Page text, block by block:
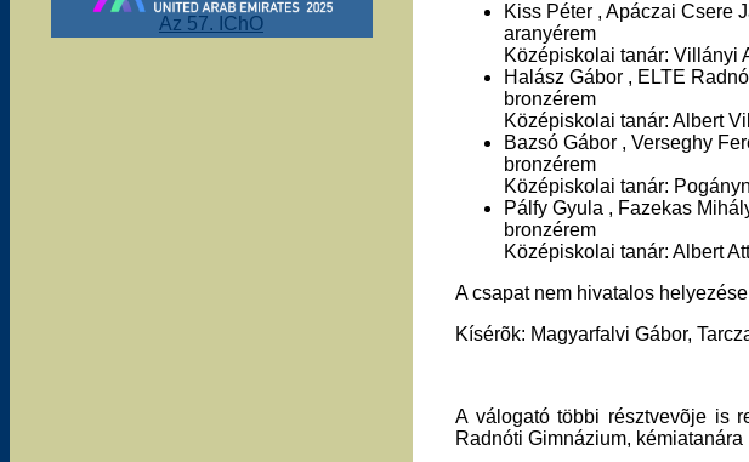
Az 57. IChO
Kiss Péter , Apáczai Csere
aranyérem
Középiskolai tanár: Villányi
Halász Gábor , ELTE
bronzérem
Középiskolai tanár: Albert
Bazsó Gábor , Verseghy
bronzérem
Középiskolai tanár:
Pálfy Gyula , Fazekas
bronzérem
Középiskolai tanár: Albert
A csapat nem hivatalos
Kísérõk: Magyarfalvi Gábor,
A válogató többi résztvevõje is
Radnóti Gimnázium,